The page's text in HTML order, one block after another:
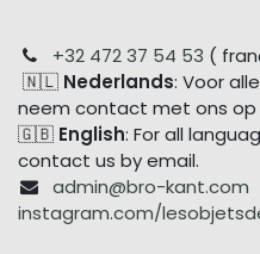
+32 472 37 54 53 (
🇳🇱 Nederlands: Voor
neem contact met ons op
🇬🇧 English: For all
contact us by email.
admin@bro-kant.com
instagram.com/